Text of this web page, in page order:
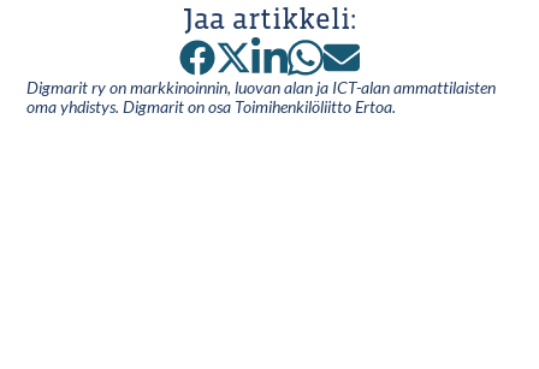
Jaa artikkeli:
Digmarit ry on markkinoinnin, luovan alan ja ICT-alan ammattilaisten
oma yhdistys. Digmarit on osa Toimihenkilöliitto Ertoa.